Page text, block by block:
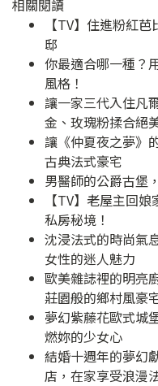
相關閱讀
【TV】住進粉紅
邸
你最適合哪一種？
風格！
讓一家三代入住凡
金、玫瑰粉揉合絕
讓《仲夏夜之夢》
古典法式豪宅
男醫師的公爵古堡
【TV】老屋主回
私房秘境！
沈浸法式的時尚氣
女性的迷人魅力
歐美雜誌裡的明亮
莊園般的鄉村風豪
夢幻紫藤花歐式城
燃妳的少女心
結婚十週年的夢幻
店，在家享受浪漫